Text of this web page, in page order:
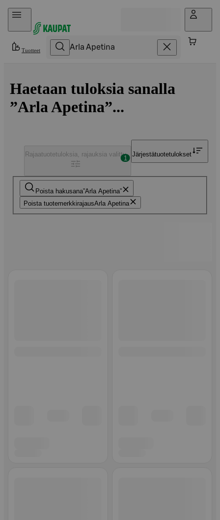
Hyppää sisältöön
Tuotteet
Haetaan tuloksia sanalla
”Arla Apetina”...
Poista hakusana Arla Apetina
Poista tuotemerkkirajausArla Apetina
Rajaatuotetuloksia, rajauksia valittu
1
Järjestätuotetulokset